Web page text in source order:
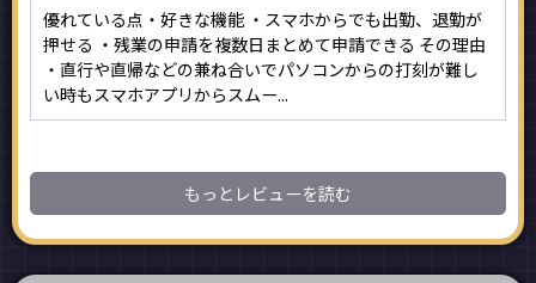
優れている点・好きな機能 ・スマホからでも出勤、退勤が
押せる ・残業の申請を複数日まとめて申請できる その理由
・直行や直帰などの兼ね合いでパソコンからの打刻が難し
い時もスマホアプリからスムー...
もっとレビューを読む